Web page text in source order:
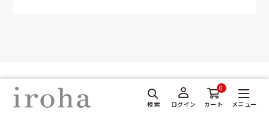
検索 ログイン
0
カート
メニュー